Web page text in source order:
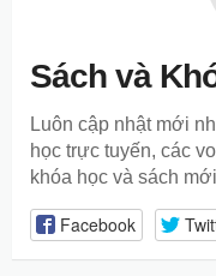
Sách và
Luôn cập nhật mới
học trực tuyến, các
khóa học và sách
Facebook